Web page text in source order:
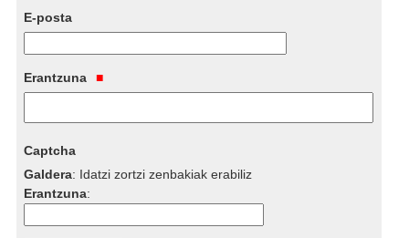
E-posta
Erantzuna
Captcha
Galdera: Idatzi zortzi zenbakiak erabiliz
Erantzuna: